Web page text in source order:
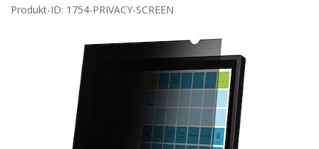
Produkt-ID: 1754-PRIVACY-SCREEN